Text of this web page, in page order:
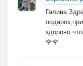
Галина
здорово
🌹🌹